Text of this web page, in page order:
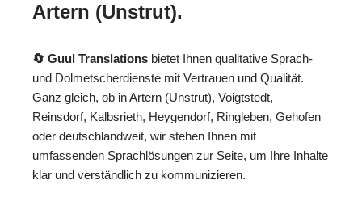
Artern (Unstrut).
🔄 Guul Translations bietet Ihnen qualitative Sprach-
und Dolmetscherdienste mit Vertrauen und Qualität.
Ganz gleich, ob in Artern (Unstrut), Voigtstedt,
Reinsdorf, Kalbsrieth, Heygendorf, Ringleben, Gehofen
oder deutschlandweit, wir stehen Ihnen mit
umfassenden Sprachlösungen zur Seite, um Ihre Inhalte
klar und verständlich zu kommunizieren.